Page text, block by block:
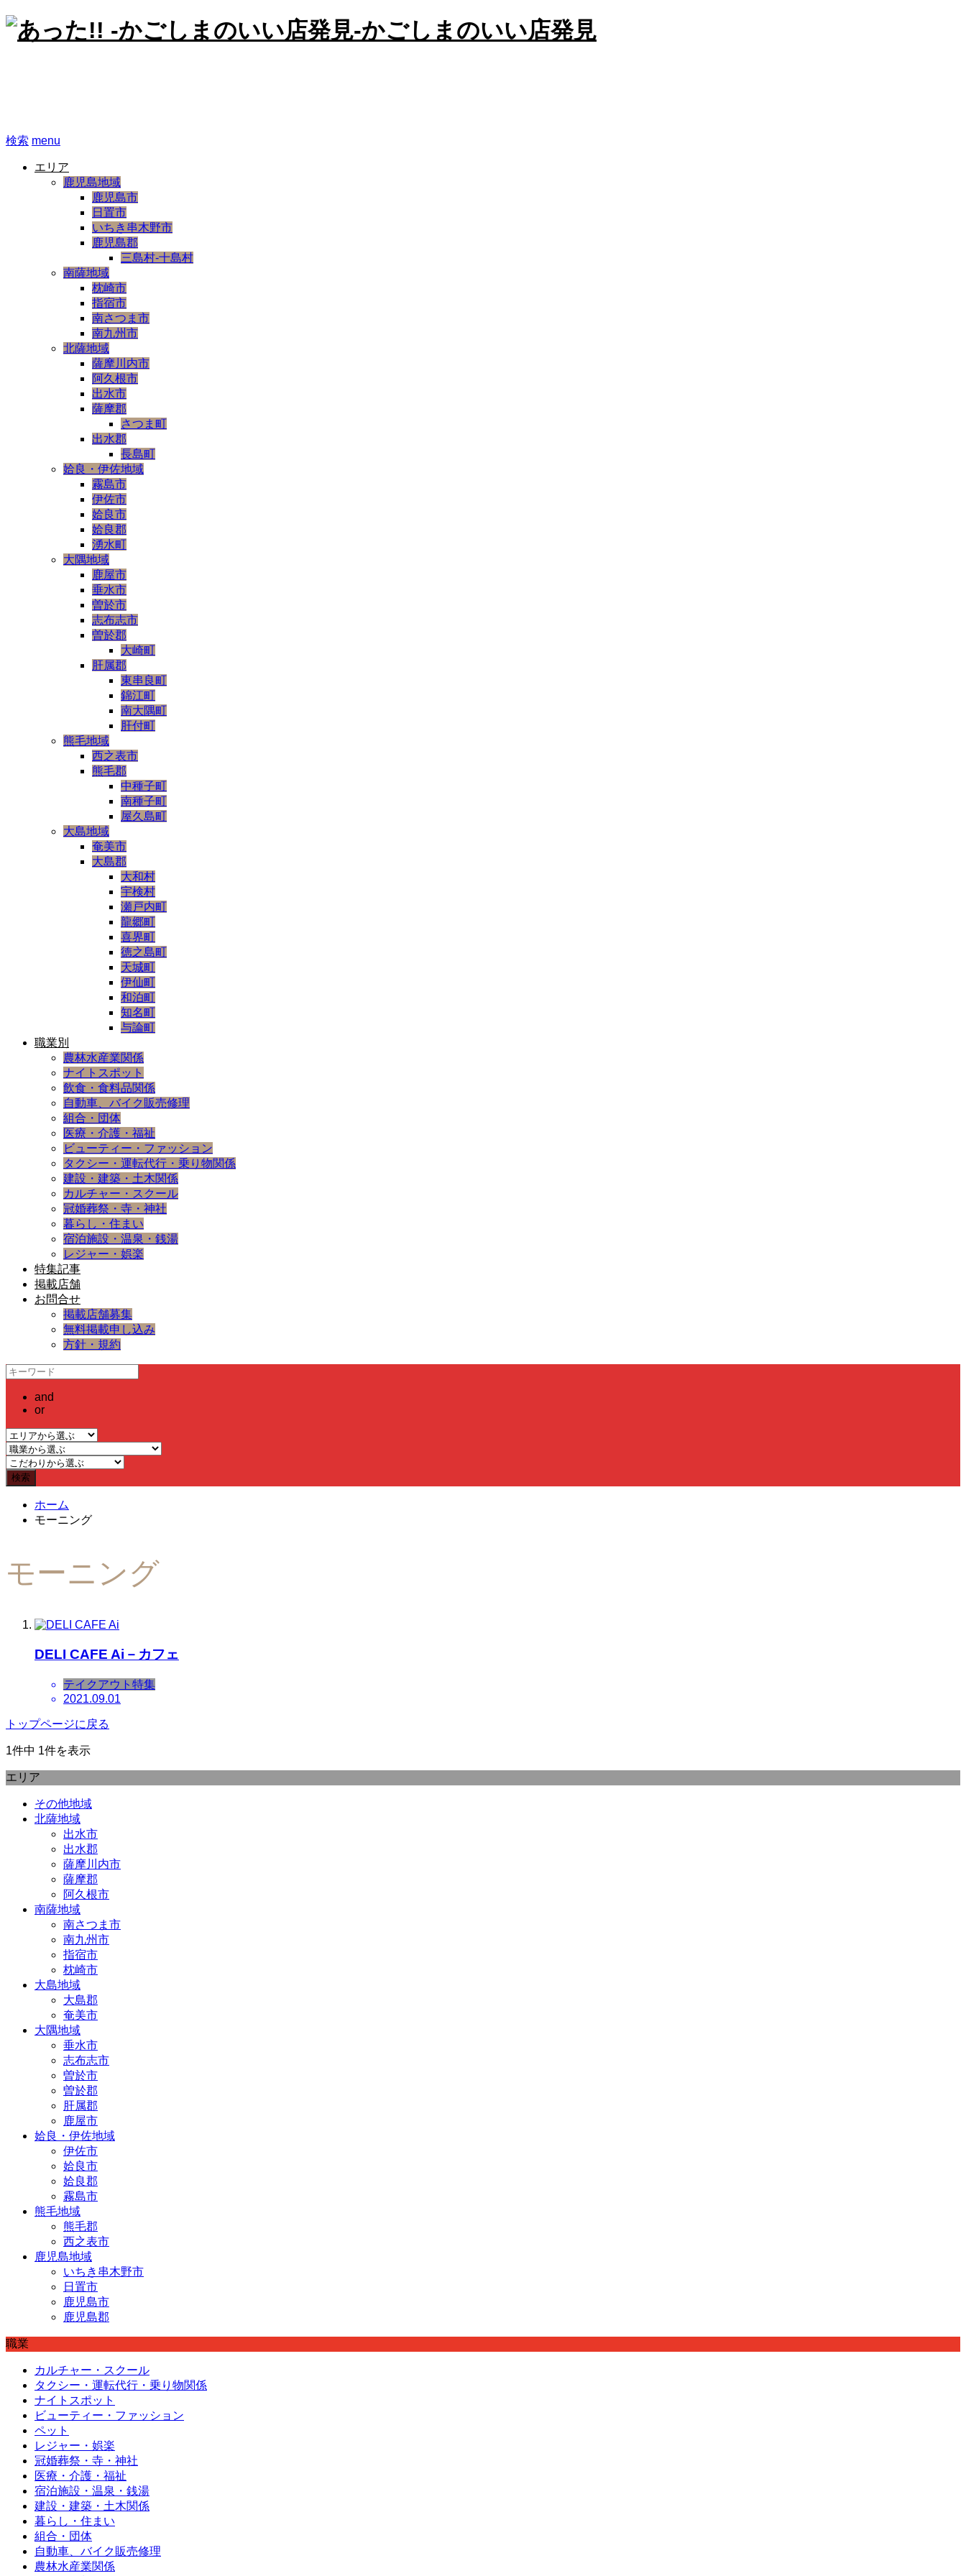
かごしまのいい店発見
検索 menu
エリア
鹿児島地域
鹿児島市
日置市
いちき串木野市
鹿児島郡
三島村-十島村
南薩地域
枕崎市
指宿市
南さつま市
南九州市
北薩地域
薩摩川内市
阿久根市
出水市
薩摩郡
さつま町
出水郡
長島町
姶良・伊佐地域
霧島市
伊佐市
姶良市
姶良郡
湧水町
大隅地域
鹿屋市
垂水市
曽於市
志布志市
曽於郡
大崎町
肝属郡
東串良町
錦江町
南大隅町
肝付町
熊毛地域
西之表市
熊毛郡
中種子町
南種子町
屋久島町
大島地域
奄美市
大島郡
大和村
宇検村
瀬戸内町
龍郷町
喜界町
徳之島町
天城町
伊仙町
和泊町
知名町
与論町
職業別
農林水産業関係
ナイトスポット
飲食・食料品関係
自動車、バイク販売修理
組合・団体
医療・介護・福祉
ビューティー・ファッション
タクシー・運転代行・乗り物関係
建設・建築・土木関係
カルチャー・スクール
冠婚葬祭・寺・神社
暮らし・住まい
宿泊施設・温泉・銭湯
レジャー・娯楽
特集記事
掲載店舗
お問合せ
掲載店舗募集
無料掲載申し込み
方針・規約
and
or
ホーム
モーニング
モーニング
DELI CAFE Ai－カフェ
テイクアウト特集
2021.09.01
トップページに戻る
1件中 1件を表示
エリア
その他地域
北薩地域
出水市
出水郡
薩摩川内市
薩摩郡
阿久根市
南薩地域
南さつま市
南九州市
指宿市
枕崎市
大島地域
大島郡
奄美市
大隅地域
垂水市
志布志市
曽於市
曽於郡
肝属郡
鹿屋市
姶良・伊佐地域
伊佐市
姶良市
姶良郡
霧島市
熊毛地域
熊毛郡
西之表市
鹿児島地域
いちき串木野市
日置市
鹿児島市
鹿児島郡
職業
カルチャー・スクール
タクシー・運転代行・乗り物関係
ナイトスポット
ビューティー・ファッション
ペット
レジャー・娯楽
冠婚葬祭・寺・神社
医療・介護・福祉
宿泊施設・温泉・銭湯
建設・建築・土木関係
暮らし・住まい
組合・団体
自動車、バイク販売修理
農林水産業関係